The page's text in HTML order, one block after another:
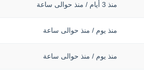
منذ 3 أيام / منذ حوالى ساعة
منذ يوم / منذ حوالى ساعة
منذ يوم / منذ حوالى ساعة